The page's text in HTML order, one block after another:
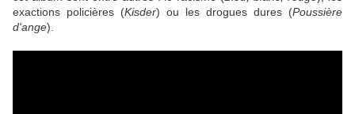
exactions policières (Kisder) ou les drogues dures (Poussière
d'ange).